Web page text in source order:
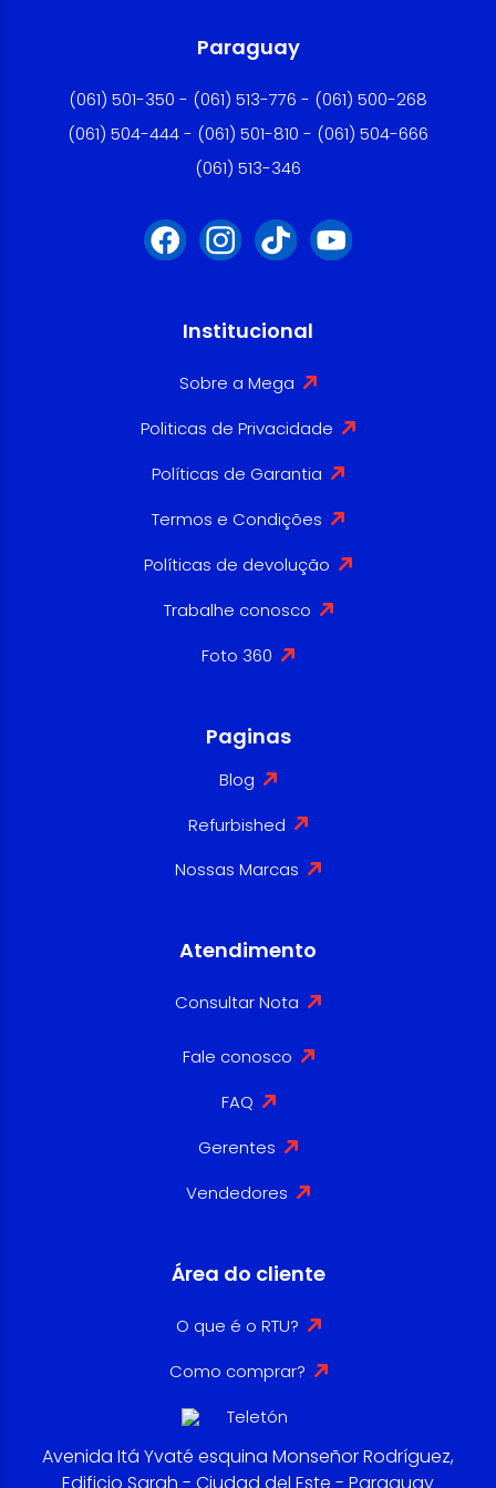
Paraguay
(061) 501-350 - (061) 513-776 - (061) 500-268
(061) 504-444 - (061) 501-810 - (061) 504-666
(061) 513-346
Institucional
Sobre a Mega
Politicas de Privacidade
Políticas de Garantia
Termos e Condições
Políticas de devolução
Trabalhe conosco
Foto 360
Paginas
Blog
Refurbished
Nossas Marcas
Atendimento
Consultar Nota
Fale conosco
FAQ
Gerentes
Vendedores
Área do cliente
O que é o RTU?
Como comprar?
Avenida Itá Yvaté esquina Monseñor Rodríguez,
Edificio Sarah - Ciudad del Este - Paraguay